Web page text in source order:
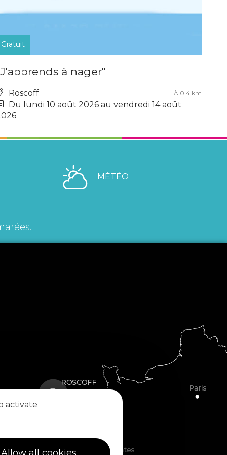
Gratuit
à nager"
Roscoff À 0.4 km
Du lundi 10 août 2026 au vendredi 14 août
MÉTÉO
activate